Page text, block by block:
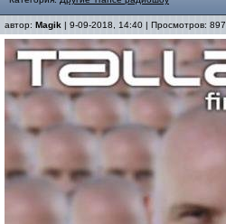
автор: Magik | 9-09-2018, 14:40 | Просмотров: 897